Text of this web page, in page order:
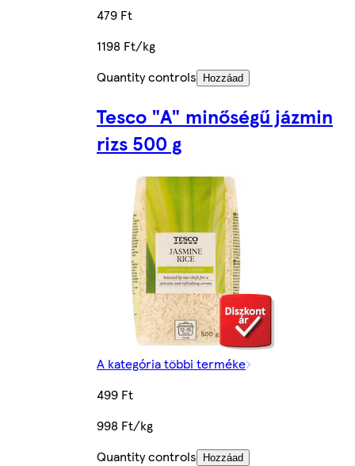
479 Ft
1198 Ft/kg
Quantity controls
Hozzáad
Tesco "A" minőségű jázmin
rizs 500 g
A kategória többi terméke
499 Ft
998 Ft/kg
Quantity controls
Hozzáad